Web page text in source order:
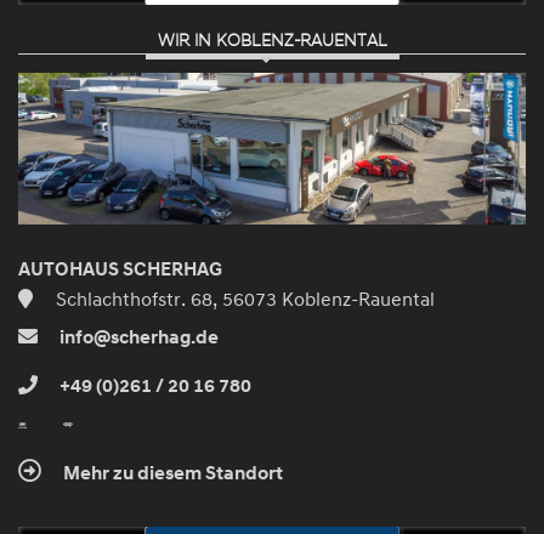
Zustimmen
und
aktivieren
WIR IN KOBLENZ-RAUENTAL
AUTOHAUS SCHERHAG
Schlachthofstr. 68, 56073 Koblenz-Rauental
info@scherhag.de
+49 (0)261 / 20 16 780
Mehr zu diesem Standort